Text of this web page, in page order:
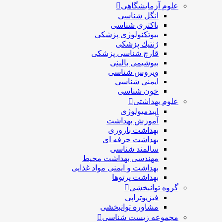
علوم آزمایشگاهی
انگل شناسی
باکتری شناسی
بیوتکنولوژی پزشکی
ژنتيك پزشکی
قارچ شناسی پزشكی
بیوشیمی بالینی
ویروس شناسی
ایمنی شناسی
خون شناسی
علوم بهداشتی
اپیدمیولوژی
آموزش بهداشت
بهداشت باروری
بهداشت حرفه ای
سالمند شناسی
مهندسی بهداشت محيط
بهداشت و ایمنی مواد غذایی
بهداشت پرتوها
گروه توانبخشی
فیزیوتراپی
مشاوره توانبخشی
مجموعه زیست شناسی